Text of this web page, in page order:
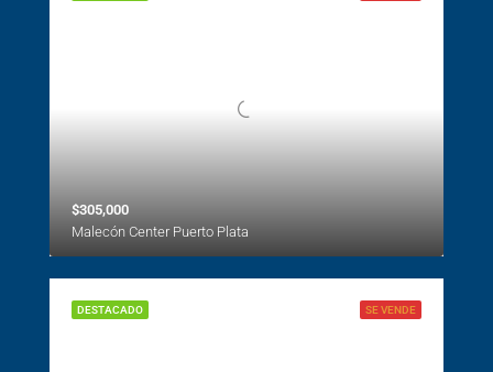
$305,000
Malecón Center Puerto Plata
SE VENDE
DESTACADO